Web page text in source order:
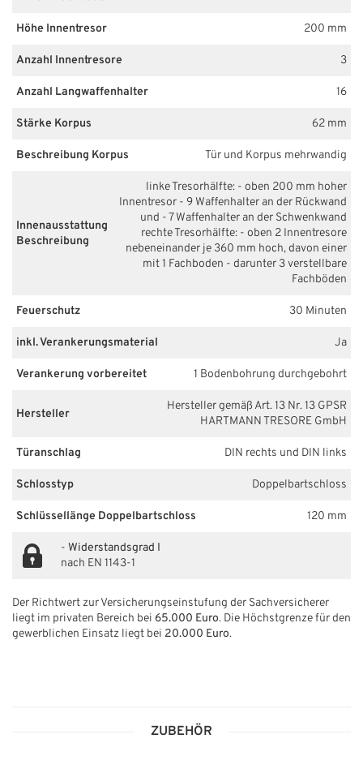
Höhe Innentresor 200 mm
Anzahl Innentresore 3
Anzahl Langwaffenhalter 16
Stärke Korpus 62 mm
Beschreibung Korpus Tür und Korpus mehrwandig
Innenausstattung
Beschreibung
linke Tresorhälfte: - oben 200 mm hoher
Innentresor - 9 Waffenhalter an der Rückwand
und - 7 Waffenhalter an der Schwenkwand
rechte Tresorhälfte: - oben 2 Innentresore
nebeneinander je 360 mm hoch, davon einer
mit 1 Fachboden - darunter 3 verstellbare
Fachböden
Feuerschutz 30 Minuten
inkl. Verankerungsmaterial Ja
Verankerung vorbereitet 1 Bodenbohrung durchgebohrt
Hersteller
Hersteller gemäß Art. 13 Nr. 13 GPSR
HARTMANN TRESORE GmbH
Türanschlag DIN rechts und DIN links
Schlosstyp Doppelbartschloss
Schlüssellänge Doppelbartschloss 120 mm
- Widerstandsgrad I
nach EN 1143-1
Der Richtwert zur Versicherungseinstufung der Sachversicherer
liegt im privaten Bereich bei 65.000 Euro. Die Höchstgrenze für den
gewerblichen Einsatz liegt bei 20.000 Euro.
ZUBEHÖR